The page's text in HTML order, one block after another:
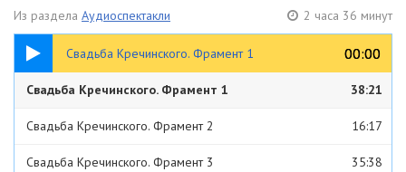
Из раздела Аудиоспектакли 2 часа 36 минут
Свадьба Кречинского. Фрамент 1 00:00
00:00
38:21
Свадьба Кречинского. Фрамент 1 38:21
Свадьба Кречинского. Фрамент 2 16:17
Свадьба Кречинского. Фрамент 3 35:38